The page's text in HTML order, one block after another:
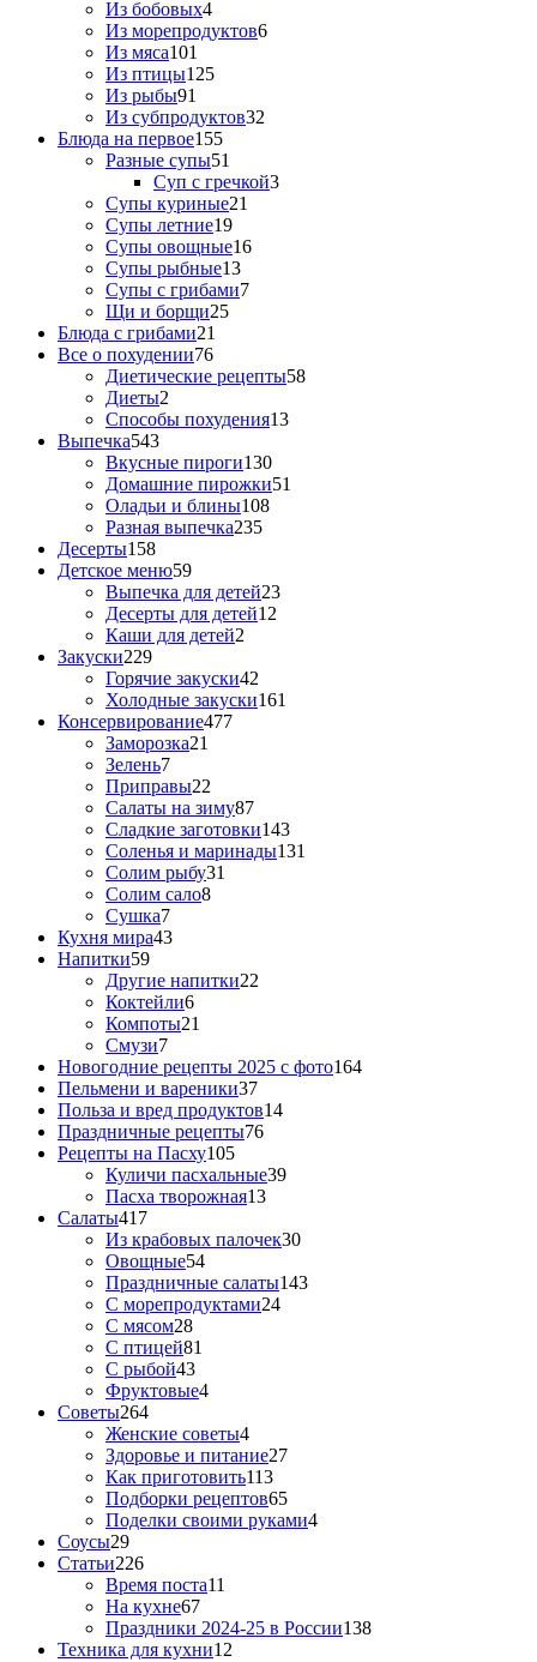
Из бобовых4
Из морепродуктов6
Из мяса101
Из птицы125
Из рыбы91
Из субпродуктов32
Блюда на первое155
Разные супы51
Суп с гречкой3
Супы куриные21
Супы летние19
Супы овощные16
Супы рыбные13
Супы с грибами7
Щи и борщи25
Блюда с грибами21
Все о похудении76
Диетические рецепты58
Диеты2
Способы похудения13
Выпечка543
Вкусные пироги130
Домашние пирожки51
Оладьи и блины108
Разная выпечка235
Десерты158
Детское меню59
Выпечка для детей23
Десерты для детей12
Каши для детей2
Закуски229
Горячие закуски42
Холодные закуски161
Консервирование477
Заморозка21
Зелень7
Приправы22
Салаты на зиму87
Сладкие заготовки143
Соленья и маринады131
Солим рыбу31
Солим сало8
Сушка7
Кухня мира43
Напитки59
Другие напитки22
Коктейли6
Компоты21
Смузи7
Новогодние рецепты 2025 с фото164
Пельмени и вареники37
Польза и вред продуктов14
Праздничные рецепты76
Рецепты на Пасху105
Куличи пасхальные39
Пасха творожная13
Салаты417
Из крабовых палочек30
Овощные54
Праздничные салаты143
С морепродуктами24
С мясом28
С птицей81
С рыбой43
Фруктовые4
Советы264
Женские советы4
Здоровье и питание27
Как приготовить113
Подборки рецептов65
Поделки своими руками4
Соусы29
Статьи226
Время поста11
На кухне67
Праздники 2024-25 в России138
Техника для кухни12